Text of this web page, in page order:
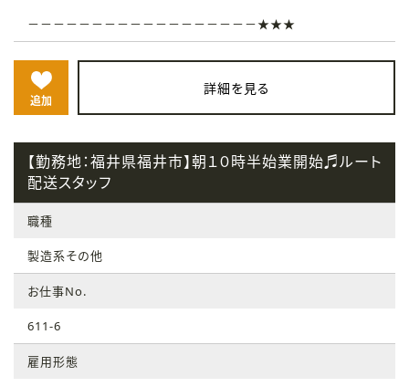
－－－－－－－－－－－－－－－－－－★★★
追加
詳細を見る
【勤務地：福井県福井市】朝１０時半始業開始♬ルート
配送スタッフ
職種
製造系その他
お仕事No.
611-6
雇用形態